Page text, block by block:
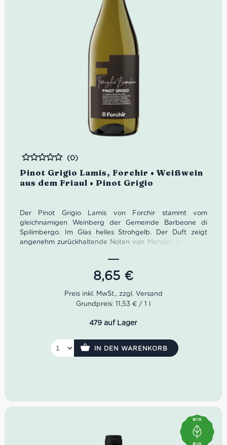
Pinot Grigio Lamis, Forchir • Weißwein
aus dem Friaul • Pinot Grigio
Bewertet
(0)
Der Pinot Grigio Lamis von Forchir stammt vom
gleichnamigen Weinberg der Gemeinde Barbeone di
Spilimbergo. Im Glas helles Strohgelb. Der Duft zeigt
angenehm zurückhaltende Noten von Mandel, Birne und
trocken, sehr harmonisch und mit nur 12% leichtfüßig und
Farbe: helles Strohgelb
Geruch: Mandel, Birne, Nuancen von
Geschmack: trocken, harmonisch, elegant
Idealer Versandkarton: 21 Flaschen
8,65 €
Grundpreis: 11,53 € / 1 l
479 auf Lager
IN DEN WARENKORB